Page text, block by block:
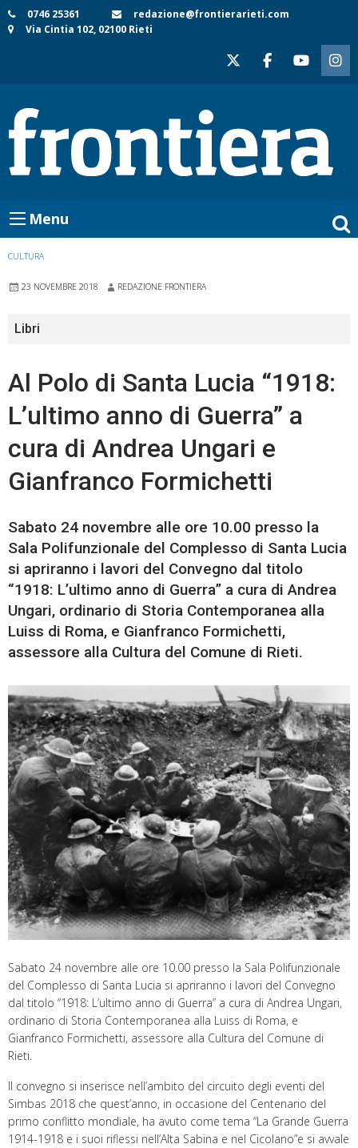
Skip
to
0746 25361
redazione@frontierarieti.com
Via Cintia 102, 02100 Rieti
Menu
CULTURA
23 NOVEMBRE 2018 REDAZIONE FRONTIERA
Libri
Al Polo di Santa Lucia “1918:
L’ultimo anno di Guerra” a
cura di Andrea Ungari e
Gianfranco Formichetti
Sabato 24 novembre alle ore 10.00 presso la
Sala Polifunzionale del Complesso di Santa Lucia
si apriranno i lavori del Convegno dal titolo
“1918: L’ultimo anno di Guerra” a cura di Andrea
Ungari, ordinario di Storia Contemporanea alla
Luiss di Roma, e Gianfranco Formichetti,
assessore alla Cultura del Comune di Rieti.
Sabato 24 novembre alle ore 10.00 presso la Sala Polifunzionale
del Complesso di Santa Lucia si apriranno i lavori del Convegno
dal titolo “1918: L’ultimo anno di Guerra” a cura di Andrea Ungari,
ordinario di Storia Contemporanea alla Luiss di Roma, e
Gianfranco Formichetti, assessore alla Cultura del Comune di
Rieti.
Il convegno si inserisce nell’ambito del circuito degli eventi del
Simbas 2018 che quest’anno, in occasione del Centenario del
primo conflitto mondiale, ha avuto come tema “La Grande Guerra
1914-1918 e i suoi riflessi nell’Alta Sabina e nel Cicolano”e si avvale